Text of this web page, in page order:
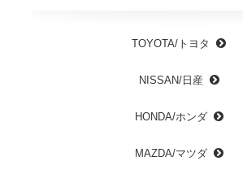
TOYOTA/トヨタ
NISSAN/日産
HONDA/ホンダ
MAZDA/マツダ